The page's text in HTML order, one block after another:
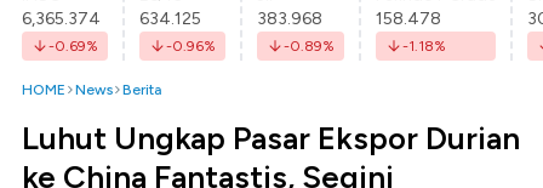
6,365.374
-0.69%
634.125
-0.96%
383.968
-0.89%
158.478
-1.18%
HOME News Berita
Luhut Ungkap Pasar Ekspor Durian
ke China Fantastis, Segini